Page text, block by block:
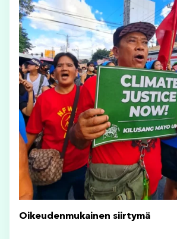
Oikeudenmukainen siirtymä